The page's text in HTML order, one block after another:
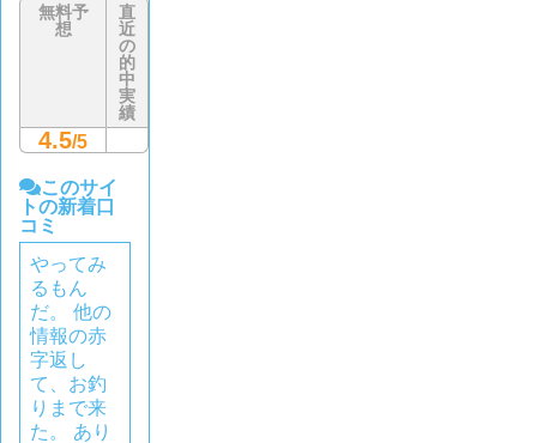
無料予
想
直
近
の
的
中
実
績
4.5/5
このサイ
トの新着口
コミ
やってみ
るもん
だ。 他の
情報の赤
字返し
て、お釣
りまで来
た。 あり